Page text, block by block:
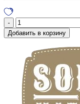
Добавить в корзину